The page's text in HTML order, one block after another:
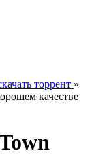
торрент »
качестве